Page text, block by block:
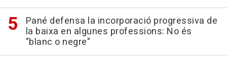
Pané defensa la incorporació progressiva de
la baixa en algunes professions: No és
"blanc o negre"